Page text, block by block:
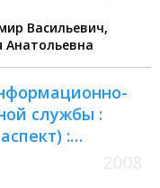
Васильевич,
Анатольевна
службы :
: